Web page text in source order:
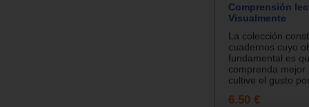
Comprensión
Visualmente
La colección
cuadernos cuyo
fundamental es
comprenda mejor
cultive el gusto
6.50 €